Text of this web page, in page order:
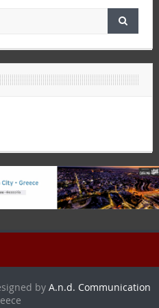
byA.n.d. Communication